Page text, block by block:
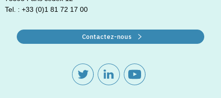
Tel. : +33 (0)1 81 72 17 00
Contactez-nous